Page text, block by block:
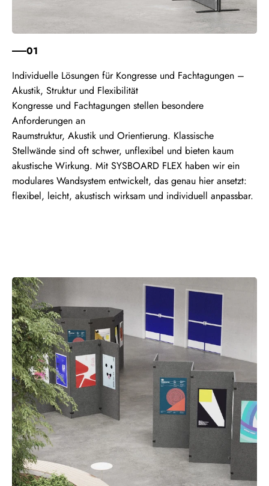
01
Kongresse und Fachtagungen stellen besondere
Anforderungen an
Raumstruktur, Akustik und Orientierung. Klassische
Stellwände sind oft schwer, unflexibel und bieten kaum
akustische Wirkung. Mit SYSBOARD FLEX haben wir ein
modulares Wandsystem entwickelt, das genau hier ansetzt:
flexibel, leicht, akustisch wirksam und individuell anpassbar.